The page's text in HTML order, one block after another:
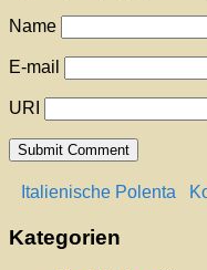
Name
E-mail
URI
Italienische Polenta
Kategorien